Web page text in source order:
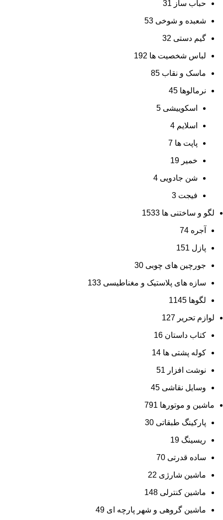
حباب ساز 31
شعبده و شوخی 53
گیم دستی 32
لباس شخصیت ها 192
ماسک و نقاب 85
نرمالوها 45
اسکوییشی 5
اسلایم 4
پاپت ها 7
خمیر 19
شن جادویی 4
فیجت 3
لگو و ساختنی ها 1533
آجره 74
پازل 151
جورچین های چوبی 30
سازه های پلاستیک و مغناطیسی 133
لگوها 1145
لوازم تحریر 127
کتاب داستان 16
کوله پشتی ها 14
نوشت افزار 51
وسایل نقاشی 45
ماشین و موتورها 791
پارکینگ طبقاتی 30
ریسینگ 19
ساده قدرتی 70
ماشین شارژی 22
ماشین کنترلی 148
ماشین گروهی و شهر پارچه ای 49